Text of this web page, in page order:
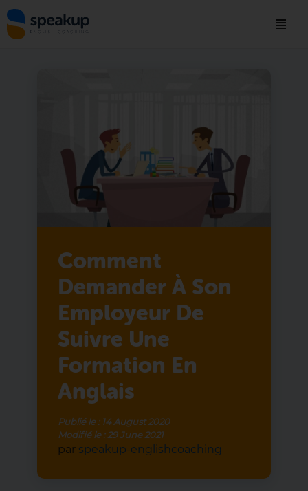
Comment
Demander À Son
Employeur De
Suivre Une
Formation En
Anglais
Publié le : 14 August 2020
Modifié le :29 June 2021
par speakup-englishcoaching